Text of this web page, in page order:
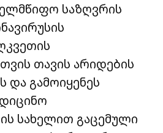
საზღვრის
თავის არიდების
და გამოიყენეს
სახელით გაცემული